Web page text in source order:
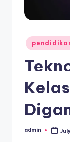
Posted
in
Posted
admin